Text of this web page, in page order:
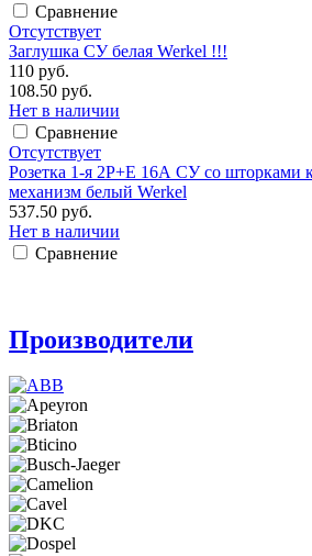
Сравнение
Отсутствует
Заглушка СУ белая Werkel !!!
110 руб.
108.50 руб.
Нет в наличии
Сравнение
Отсутствует
Розетка 1-я 2P+E 16А СУ со шторками
механизм белый Werkel
537.50 руб.
Нет в наличии
Сравнение
Производители